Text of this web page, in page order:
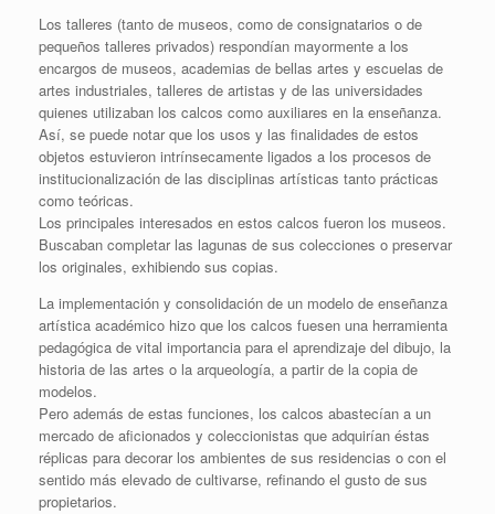
Los talleres (tanto de museos, como de consignatarios o de
pequeños talleres privados) respondían mayormente a los
encargos de museos, academias de bellas artes y escuelas de
artes industriales, talleres de artistas y de las universidades
quienes utilizaban los calcos como auxiliares en la enseñanza.
Así, se puede notar que los usos y las finalidades de estos
objetos estuvieron intrínsecamente ligados a los procesos de
institucionalización de las disciplinas artísticas tanto prácticas
como teóricas.
Los principales interesados en estos calcos fueron los museos.
Buscaban completar las lagunas de sus colecciones o preservar
los originales, exhibiendo sus copias.
La implementación y consolidación de un modelo de enseñanza
artística académico hizo que los calcos fuesen una herramienta
pedagógica de vital importancia para el aprendizaje del dibujo, la
historia de las artes o la arqueología, a partir de la copia de
modelos.
Pero además de estas funciones, los calcos abastecían a un
mercado de aficionados y coleccionistas que adquirían éstas
réplicas para decorar los ambientes de sus residencias o con el
sentido más elevado de cultivarse, refinando el gusto de sus
propietarios.